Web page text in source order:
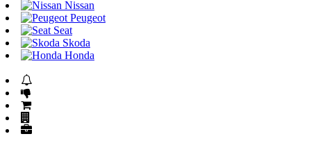
Nissan
Peugeot
Seat
Skoda
Honda